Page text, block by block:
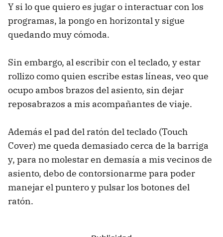
Y si lo que quiero es jugar o interactuar con los
programas, la pongo en horizontal y sigue
quedando muy cómoda.
Sin embargo, al escribir con el teclado, y estar
rollizo como quien escribe estas líneas, veo que
ocupo ambos brazos del asiento, sin dejar
reposabrazos a mis acompañantes de viaje.
Además el pad del ratón del teclado (Touch
Cover) me queda demasiado cerca de la barriga
y, para no molestar en demasía a mis vecinos de
asiento, debo de contorsionarme para poder
manejar el puntero y pulsar los botones del
ratón.